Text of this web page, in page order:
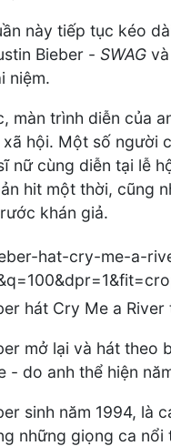
này tiếp tục kéo
Bieber - SWAG và
niệm.
màn trình diễn của
hội. Một số người
nữ cùng diễn tại lễ
hit một thời, cũng
khán giả.
hát Cry Me a
mở lại và hát theo
- do anh thể hiện
sinh năm 1994, là
những giọng ca